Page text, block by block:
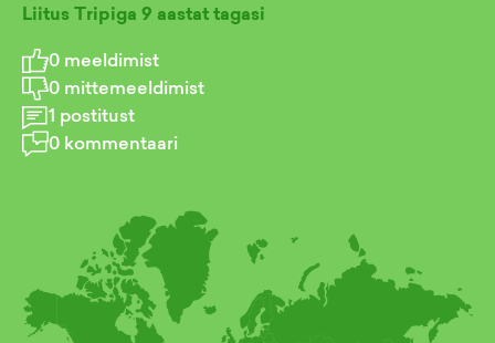
Liitus Tripiga 9 aastat tagasi
0 meeldimist
0 mittemeeldimist
1 postitust
0 kommentaari